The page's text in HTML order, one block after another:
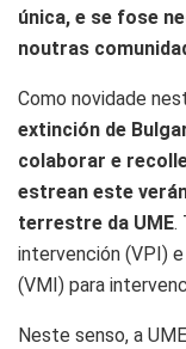
única, e se fose
noutras
Como novidade
extinción de
colaborar e
estrean este
terrestre da UME.
intervención (VPI)
(VMI) para
Neste senso, a